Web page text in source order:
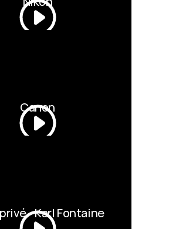
Canon
- Karl Fontaine